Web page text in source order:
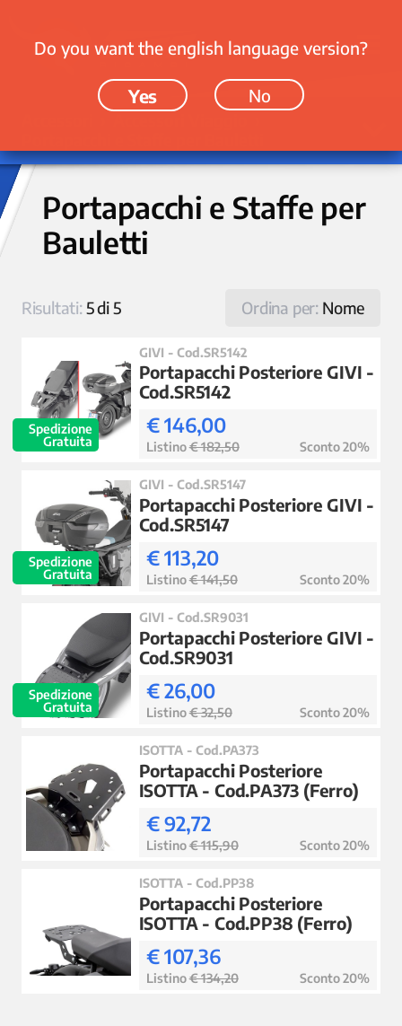
Portapacchi e Staffe per
Bauletti
Ordina per: Nome
Risultati:5 di 5
Spedizione
Gratuita
GIVI - Cod.SR5142
Portapacchi Posteriore GIVI -
Cod.SR5142
€ 146,00
Listino€ 182,50 Sconto 20%
Spedizione
Gratuita
GIVI - Cod.SR5147
Portapacchi Posteriore GIVI -
Cod.SR5147
€ 113,20
Listino€ 141,50 Sconto 20%
Spedizione
Gratuita
GIVI - Cod.SR9031
Portapacchi Posteriore GIVI -
Cod.SR9031
€ 26,00
Listino€ 32,50 Sconto 20%
ISOTTA - Cod.PA373
Portapacchi Posteriore
ISOTTA - Cod.PA373 (Ferro)
€ 92,72
Listino€ 115,90 Sconto 20%
ISOTTA - Cod.PP38
Portapacchi Posteriore
ISOTTA - Cod.PP38 (Ferro)
€ 107,36
Listino€ 134,20 Sconto 20%
Do you want the english language version?
Yes No